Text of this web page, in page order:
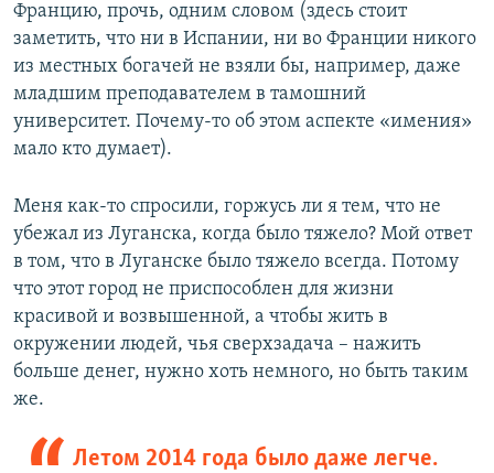
Францию, прочь, одним словом (здесь стоит
заметить, что ни в Испании, ни во Франции никого
из местных богачей не взяли бы, например, даже
младшим преподавателем в тамошний
университет. Почему-то об этом аспекте «имения»
мало кто думает).
Меня как-то спросили, горжусь ли я тем, что не
убежал из Луганска, когда было тяжело? Мой ответ
в том, что в Луганске было тяжело всегда. Потому
что этот город не приспособлен для жизни
красивой и возвышенной, а чтобы жить в
окружении людей, чья сверхзадача – нажить
больше денег, нужно хоть немного, но быть таким
же.
Летом 2014 года было даже легче.